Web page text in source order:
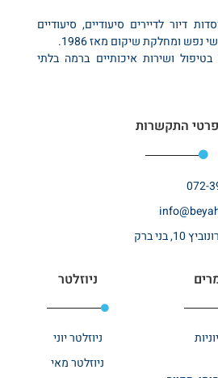
דיור לדיירים סיעודיים, סיעודיים
ומחלקת שיקום מאז 1986.
ושירות איכותיים ברמה בלתי
פרטי התקשרות
072-
בני ברק
ניוזלטר
ניוזלטר יוני
ניוזלטר מאי